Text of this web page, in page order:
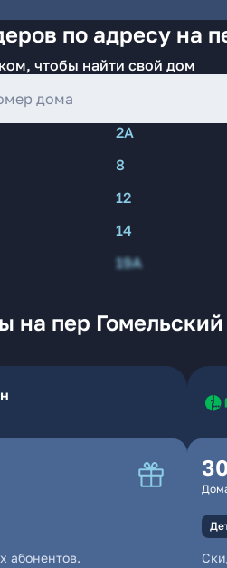
по адресу на
чтобы найти свой дом
2А
8
12
14
19А
на пер
абонентов.